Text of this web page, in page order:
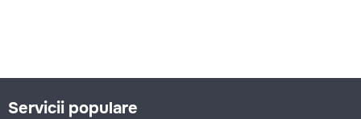
Servicii populare